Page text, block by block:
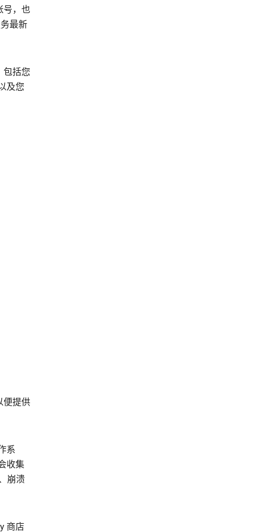
号，也
最新
包括您
及您
便提供
系
收集
崩溃
商店